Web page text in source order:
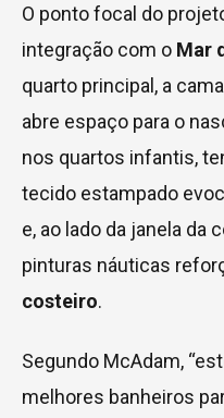
O ponto focal do
integração com o Mar
quarto principal, a
abre espaço para o
nos quartos infantis,
tecido estampado
e, ao lado da janela da
pinturas náuticas
costeiro.
Segundo McAdam,
melhores banheiros